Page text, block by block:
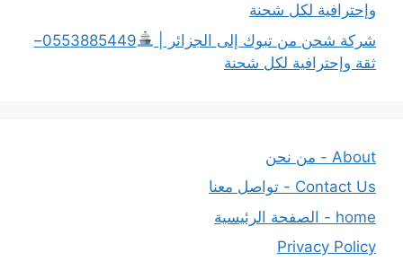
وإحترافية لكل شحنة
شركة شحن من تبوك إلى الجزائر |
0553885449–
ثقة وإحترافية لكل شحنة
About - من نحن
Contact Us - تواصل معنا
home - الصفحة الرئيسية
Privacy Policy